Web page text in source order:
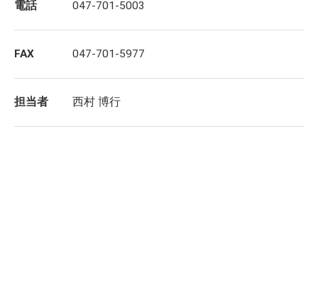
電話 047-701-5003
FAX 047-701-5977
担当者 西村 博行